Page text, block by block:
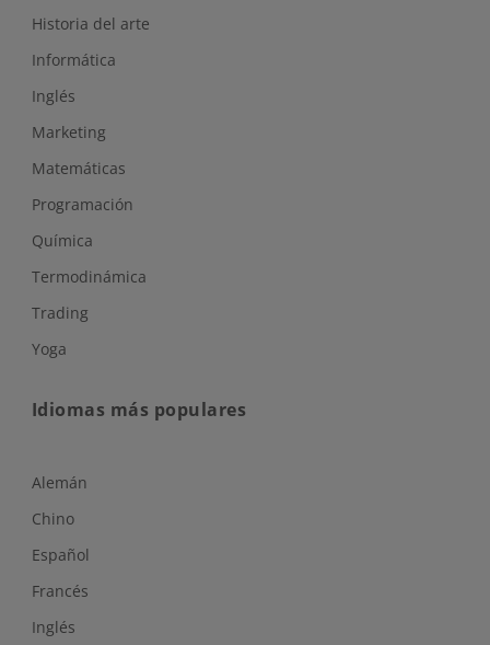
Historia del arte
Informática
Inglés
Marketing
Matemáticas
Programación
Química
Termodinámica
Trading
Yoga
Idiomas más populares
Alemán
Chino
Español
Francés
Inglés